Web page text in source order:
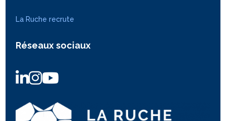
La Ruche recrute
Réseaux sociaux